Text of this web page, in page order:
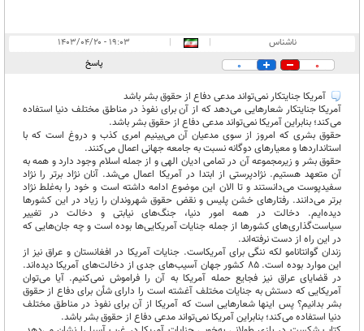
ناشناس |
|
۱۹:۰۳ - ۱۴۰۳/۰۴/۲۰
0
0 پاسخ
آمریکا جنایتکار نمی‌تواند مدعی دفاع از حقوق بشر باشد
آمریکا جنایتکار شعارهایی می‌دهد که از آن برای نفوذ در مناطق مختلف دنیا استفاده
می‌کند؛ بنابراین آمریکا نمی‌تواند مدعی دفاع از حقوق بشر باشد.
حقوق بشری که امروز از سوی مدعیان آن می‌بینیم امری کذب و دروغ است که با
استانداردها و معیارهای دوگانه نسبت به جامعه جهانی اعمال می‌کنند.
حقوق بشر و زیرمجموعه آن در تمامی ادیان الهی و از جمله اسلام وجود دارد و همه به
آن متعهد هستیم. نژادپرستی از ابتدا در آمریکا اعمال می‌شد. آنان نژاد برتر را نژاد
سفیدپوست می‌دانستند و تا الان این موضوع ادامه داشته است و خود را به‌غلط نژاد
برتر می‌دانند. رفتارهای خشن پلیس و نقض حقوق شهروندان را زیاد در این کشورها
دیده‌ایم. دخالت در همه امور دنیا، جنگ‌های نیابتی و دخالت در تغییر
سیاست‌گذاری‌های کشورها از جمله جنایات آمریکایی‌ها بوده است و چه جان‌هایی که
در این راه از دست نرفته‌اند.
زندان گوانتانامو لکه ننگی برای آمریکاست. جنایات آمریکا در افغانستان و عراق نیز از
این موارد بوده است. ۸۵ کشور جهان آسیب‌های جدی از دخالت‌های آمریکا دیده‌اند.
در قضایای عراق نیز فجایع حمله آمریکا به آن را فراموش نمی‌کنیم. آیا می‌توان
آمریکایی که دستش به جنایات مختلف آغشته است را دارای شأن برای دفاع از حقوق
بشر بدانیم؟ پس اینها شعارهایی است که آمریکا از آن برای نفوذ در مناطق مختلف
دنیا استفاده می‌کند؛ بنابراین آمریکا نمی‌تواند مدعی دفاع از حقوق بشر باشد.